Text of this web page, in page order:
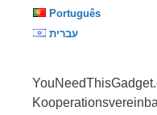
Português
עברית